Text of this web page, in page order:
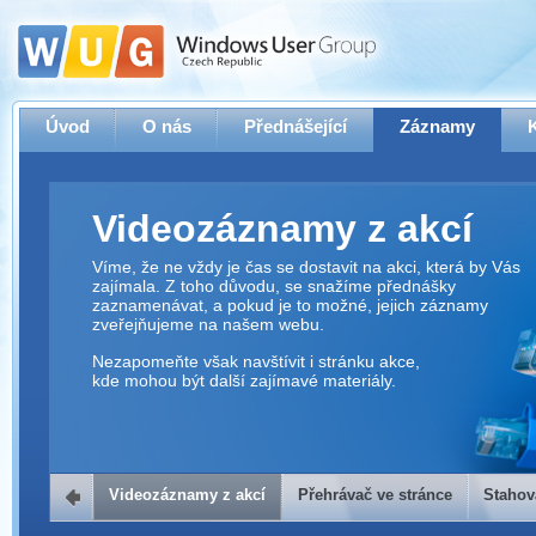
Úvod O nás Přednášející Záznamy
Videozáznamy z akcí
Víme, že ne vždy je čas se dostavit na akci, která by Vás
zajímala. Z toho důvodu, se snažíme přednášky
zaznamenávat, a pokud je to možné, jejich záznamy
zveřejňujeme na našem webu.
Nezapomeňte však navštívit i stránku akce,
kde mohou být další zajímavé materiály.
Přehrávač ve stránce
Videozáznamy z akcí Přehrávač ve stránce